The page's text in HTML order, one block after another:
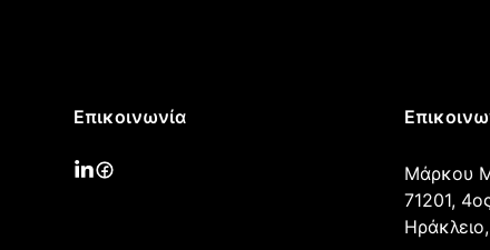
Επικοινωνία
Μάρκου
71201,